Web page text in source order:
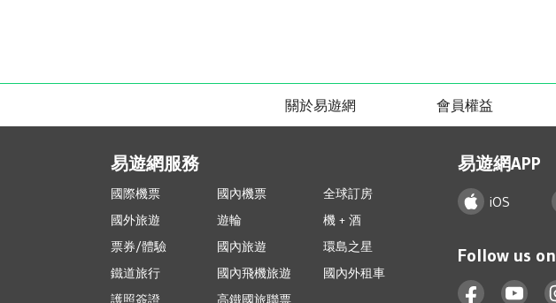
關於易遊網 會員權益
易遊網服務
國際機票 國內機票
全球訂房
國外旅遊
遊輪
機 + 酒
票券/體驗
國內旅遊
環島之星
鐵道旅行
國內飛機旅遊
國內外租車
護照簽證
高鐵國旅聯票
易遊網APP
iOS
Follow us on